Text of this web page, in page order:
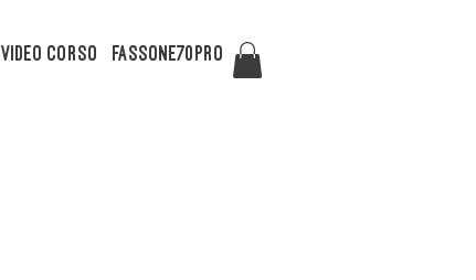
Video Corso FASSONE70PRO